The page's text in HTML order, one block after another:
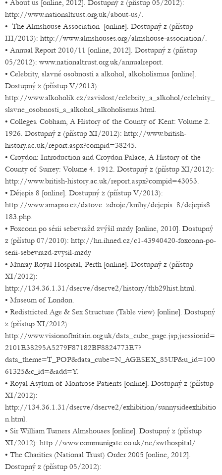
• About us [online, 2012]. Dostupný z (přístup 05/2012):
http://www.nationaltrust.org.uk/about-us/.
• The Almshouse Association [online]. Dostupný z (přístup
III/2013): http://www.almshouses.org/almshouse-association/.
• Annual Report 2010/11 [online, 2012]. Dostupný z (přístup
05/2012): www.nationaltrust.org.uk/annualreport.
• Celebrity, slavné osobnosti a alkohol, alkoholismus [online].
Dostupný z (přístup V/2013):
http://www.alkoholik.cz/zavislost/celebrity_a_alkohol/celebrity_
slavne_osobnosti_a_alkohol_alkoholismus.html.
• Colleges. Cobham, A History of the County of Kent: Volume 2.
1926. Dostupný z (přístup XI/2012): http://www.british-
history.ac.uk/report.aspx?compid=38245.
• Croydon: Introduction and Croydon Palace, A History of the
County of Surrey: Volume 4. 1912. Dostupný z (přístup XI/2012):
http://www.british-history.ac.uk/report.aspx?compid=43053.
• Dějepis 8 [online]. Dostupný z (přístup V/2013):
http://www.amapro.cz/datove_zdroje/knihy/dejepis_8/dejepis8_
183.php.
• Foxconn po sérii sebevražd zvýšil mzdy [online, 2010]. Dostupný
z (přístup 07/2010): http://hn.ihned.cz/c1-43940420-foxconn-po-
serii-sebevrazd-zvysil-mzdy
• Murray Royal Hospital, Perth [online]. Dostupný z (přístup
XI/2012):
http://134.36.1.31/dserve/dserve2/history/thb29hist.html.
• Museum of London.
• Redistricted Age & Sex Structure (Table view) [online]. Dostupný
z (přístup XI/2012):
http://www.visionofbritain.org.uk/data_cube_page.jsp;jsessionid=
2101E38295A5279F87182BF8824773E7?
data_theme=T_POP&data_cube=N_AGESEX_85UP&u_id=100
61325&c_id=&add=Y.
• Royal Asylum of Montrose Patients [online]. Dostupný z (přístup
XI/2012):
http://134.36.1.31/dserve/dserve2/exhibition/sunnysideexhibitio
n.html.
• Sir William Turners Almshouses [online]. Dostupný z (přístup
XI/2012): http://www.communigate.co.uk/ne/swthospital/.
• The Charities (National Trust) Order 2005 [online, 2012].
Dostupný z (přístup 05/2012):